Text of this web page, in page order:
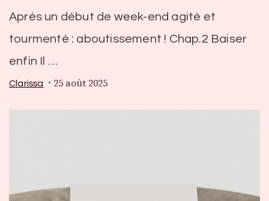
Après un début de week-end agité et
tourmenté : aboutissement ! Chap.2 Baiser
enfin Il …
Clarissa 25 août 2025